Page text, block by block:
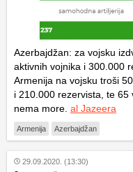
Azerbajdžan: za vojsku
aktivnih vojnika i 300.000
Armenija na vojsku troši
i 210.000 rezervista, te
nema more. al Jazeera
Armenija Azerbajdžan
29.09.2020. (13:30)